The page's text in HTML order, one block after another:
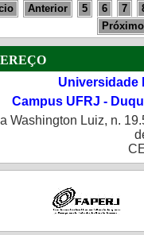
Anterior 5 6 7
Próximo
Universidade
Campus UFRJ -
Washington Luiz, n.